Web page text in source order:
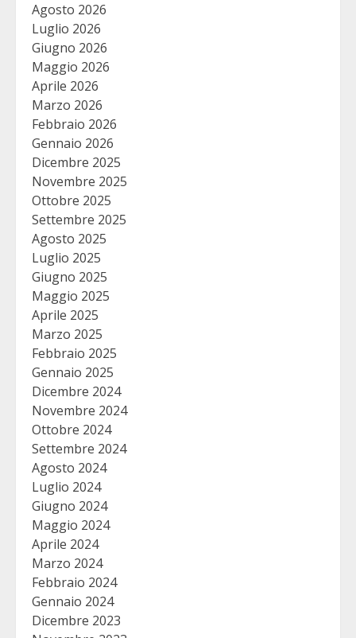
Agosto 2026
Luglio 2026
Giugno 2026
Maggio 2026
Aprile 2026
Marzo 2026
Febbraio 2026
Gennaio 2026
Dicembre 2025
Novembre 2025
Ottobre 2025
Settembre 2025
Agosto 2025
Luglio 2025
Giugno 2025
Maggio 2025
Aprile 2025
Marzo 2025
Febbraio 2025
Gennaio 2025
Dicembre 2024
Novembre 2024
Ottobre 2024
Settembre 2024
Agosto 2024
Luglio 2024
Giugno 2024
Maggio 2024
Aprile 2024
Marzo 2024
Febbraio 2024
Gennaio 2024
Dicembre 2023